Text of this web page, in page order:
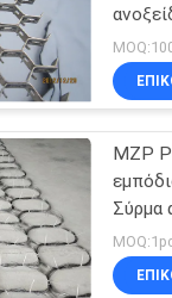
MZP
Σύρμα